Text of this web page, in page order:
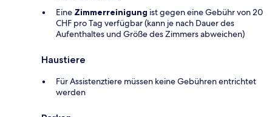
Eine Zimmerreinigung ist gegen eine Gebühr von 20
CHF pro Tag verfügbar (kann je nach Dauer des
Aufenthaltes und Größe des Zimmers abweichen)
Haustiere
Für Assistenztiere müssen keine Gebühren entrichtet
werden